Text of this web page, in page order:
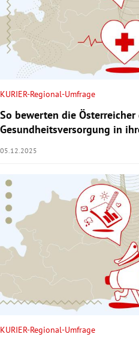
KURIER-Regional-Umfrage
So bewerten die Österreicher
Gesundheitsversorgung in
05.12.2025
KURIER-Regional-Umfrage